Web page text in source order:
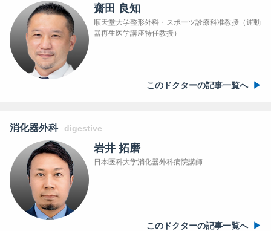
齋田 良知
順天堂大学整形外科・スポーツ診療科准教授（運動
器再生医学講座特任教授）
このドクターの記事一覧へ
消化器外科 digestive
岩井 拓磨
日本医科大学消化器外科病院講師
このドクターの記事一覧へ